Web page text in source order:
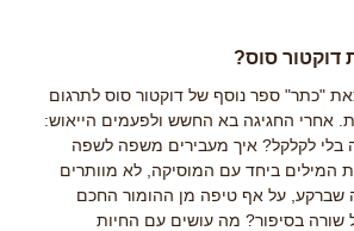
דוקטור סוס?
"כתר" ספר נוסף של דוקטור סוס לתרגום
אחרי החגיגה בא החשש ולפעמים הייאוש:
בלי לקלקל? איך מעבירים משפה לשפה
המילים ביחד עם המוסיקה, לא מוותרים
שברקע, על אף טיפה מן ההומור החכם
בסיפור? מה עושים עם החיות